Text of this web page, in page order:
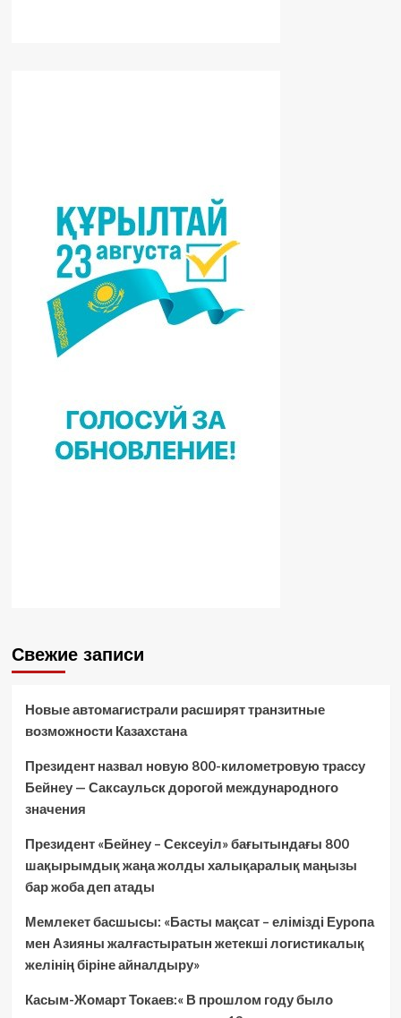
Свежие записи
Новые автомагистрали расширят транзитные
возможности Казахстана
Президент назвал новую 800-километровую трассу
Бейнеу — Саксаульск дорогой международного
значения
Президент «Бейнеу – Сексеуіл» бағытындағы 800
шақырымдық жаңа жолды халықаралық маңызы
бар жоба деп атады
Мемлекет басшысы: «Басты мақсат – елімізді Еуропа
мен Азияны жалғастыратын жетекші логистикалық
желінің біріне айналдыру»
Касым-Жомарт Токаев:« В прошлом году было